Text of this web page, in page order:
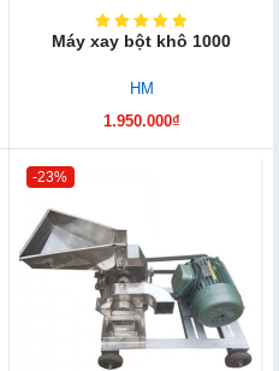
Máy xay bột khô 1000
HM
1.950.000₫
-23%